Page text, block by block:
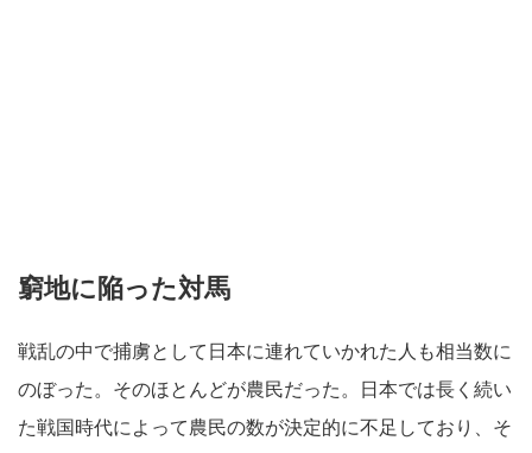
窮地に陥った対馬
戦乱の中で捕虜として日本に連れていかれた人も相当数に
のぼった。そのほとんどが農民だった。日本では長く続い
た戦国時代によって農民の数が決定的に不足しており、そ